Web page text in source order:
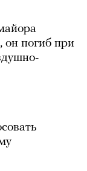
он погиб при